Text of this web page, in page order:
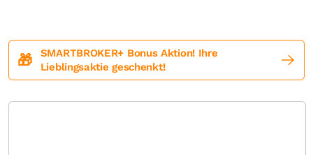
🎁
SMARTBROKER+ Bonus Aktion! Ihre
Lieblingsaktie geschenkt!